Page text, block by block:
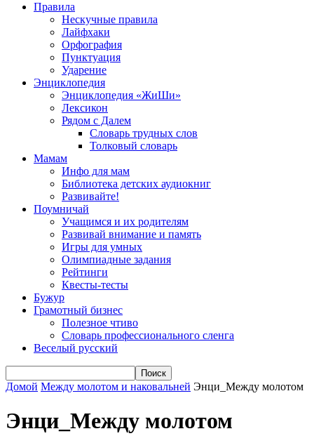
Правила
Нескучные правила
Лайфхаки
Орфография
Пунктуация
Ударение
Энциклопедия
Энциклопедия «ЖиШи»
Лексикон
Рядом с Далем
Словарь трудных слов
Толковый словарь
Мамам
Инфо для мам
Библиотека детских аудиокниг
Развивайте!
Поумничай
Учащимся и их родителям
Развивай внимание и память
Игры для умных
Олимпиадные задания
Рейтинги
Квесты-тесты
Бужур
Грамотный бизнес
Полезное чтиво
Словарь профессионального сленга
Веселый русский
Домой Между молотом и наковальней Энци_Между молотом
Энци_Между молотом